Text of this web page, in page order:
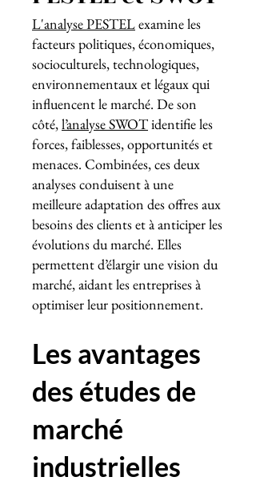
L'analyse PESTELexamine les
facteurs politiques, économiques,
socioculturels, technologiques,
environnementaux et légaux qui
influencent le marché. De son
côté,l’analyse SWOTidentifie les
forces, faiblesses, opportunités et
menaces. Combinées, ces deux
analyses conduisent à une
meilleure adaptation des offres aux
besoins des clients et à anticiper les
évolutions du marché. Elles
permettent d’élargir une vision du
marché, aidant les entreprises à
optimiser leur positionnement.
Les avantages
des études de
marché
industrielles